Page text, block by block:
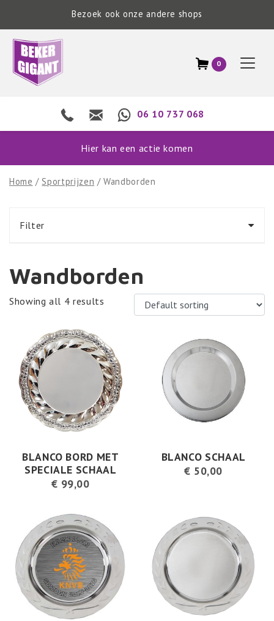
Bezoek ook onze andere shops
0
06 10 737 068
Hier kan een actie komen
Home /Sportprijzen / Wandborden
Filter
Wandborden
Showing all 4 results
BLANCO BORD MET
SPECIALE SCHAAL
€ 99,00
BLANCO SCHAAL
€ 50,00